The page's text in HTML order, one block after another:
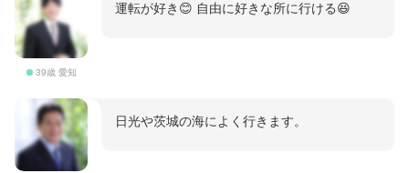
39歳 愛知
運転が好き😊 自由に好きな所に行ける😆
日光や茨城の海によく行きます。